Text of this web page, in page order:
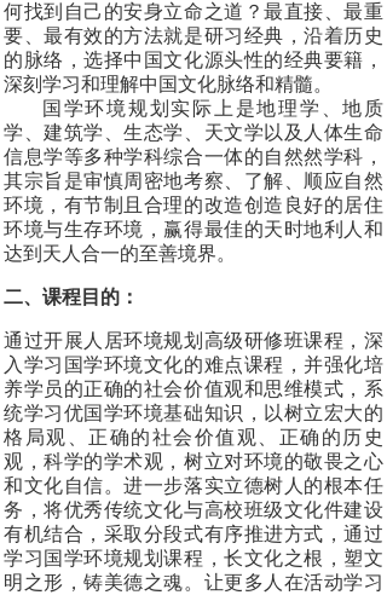
何找到自己的安身立命之道？最直接、最重
要、最有效的方法就是研习经典，沿着历史
的脉络，选择中国文化源头性的经典要籍，
深刻学习和理解中国文化脉络和精髓。
国学环境规划实际上是地理学、地质
学、建筑学、生态学、天文学以及人体生命
信息学等多种学科综合一体的自然然学科，
其宗旨是审慎周密地考察、了解、顺应自然
环境，有节制且合理的改造创造良好的居住
环境与生存环境，赢得最佳的天时地利人和
达到天人合一的至善境界。
二、课程目的：
通过开展人居环境规划高级研修班课程，深
入学习国学环境文化的难点课程，并强化培
养学员的正确的社会价值观和思维模式，系
统学习优国学环境基础知识，以树立宏大的
格局观、正确的社会价值观、正确的历史
观，科学的学术观，树立对环境的敬畏之心
和文化自信。进一步落实立德树人的根本任
务，将优秀传统文化与高校班级文化件建设
有机结合，采取分段式有序推进方式，通过
学习国学环境规划课程，长文化之根，塑文
明之形，铸美德之魂。让更多人在活动学习